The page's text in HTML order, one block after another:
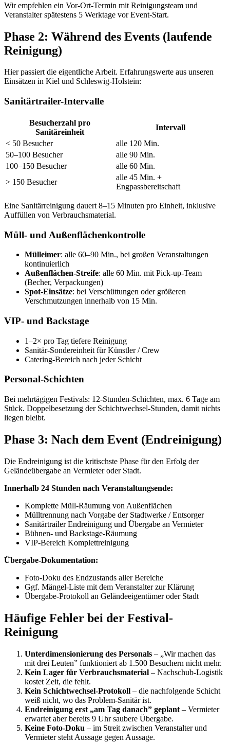
Wir empfehlen ein Vor-Ort-Termin mit Reinigungsteam und
Veranstalter spätestens 5 Werktage vor Event-Start.
Phase 2: Während des Events (laufende
Reinigung)
Hier passiert die eigentliche Arbeit. Erfahrungswerte aus unseren
Einsätzen in Kiel und Schleswig-Holstein:
Sanitärtrailer-Intervalle
Besucherzahl pro
Sanitäreinheit
Intervall
< 50 Besucher
alle 120 Min.
50–100 Besucher
alle 90 Min.
100–150 Besucher
alle 60 Min.
> 150 Besucher
alle 45 Min. +
Engpassbereitschaft
Eine Sanitärreinigung dauert 8–15 Minuten pro Einheit, inklusive
Auffüllen von Verbrauchsmaterial.
Müll- und Außenflächenkontrolle
Mülleimer: alle 60–90 Min., bei großen Veranstaltungen
kontinuierlich
Außenflächen-Streife: alle 60 Min. mit Pick-up-Team
(Becher, Verpackungen)
Spot-Einsätze: bei Verschüttungen oder größeren
Verschmutzungen innerhalb von 15 Min.
VIP- und Backstage
1–2× pro Tag tiefere Reinigung
Sanitär-Sondereinheit für Künstler / Crew
Catering-Bereich nach jeder Schicht
Personal-Schichten
Bei mehrtägigen Festivals: 12-Stunden-Schichten, max. 6 Tage am
Stück. Doppelbesetzung der Schichtwechsel-Stunden, damit nichts
liegen bleibt.
Phase 3: Nach dem Event (Endreinigung)
Die Endreinigung ist die kritischste Phase für den Erfolg der
Geländeübergabe an Vermieter oder Stadt.
Innerhalb 24 Stunden nach Veranstaltungsende:
Komplette Müll-Räumung von Außenflächen
Mülltrennung nach Vorgabe der Stadtwerke / Entsorger
Sanitärtrailer Endreinigung und Übergabe an Vermieter
Bühnen- und Backstage-Räumung
VIP-Bereich Komplettreinigung
Übergabe-Dokumentation:
Foto-Doku des Endzustands aller Bereiche
Ggf. Mängel-Liste mit dem Veranstalter zur Klärung
Übergabe-Protokoll an Geländeeigentümer oder Stadt
Häufige Fehler bei der Festival-
Reinigung
Unterdimensionierung des Personals – „Wir machen das
mit drei Leuten” funktioniert ab 1.500 Besuchern nicht mehr.
Kein Lager für Verbrauchsmaterial – Nachschub-Logistik
kostet Zeit, die fehlt.
Kein Schichtwechsel-Protokoll – die nachfolgende Schicht
weiß nicht, wo das Problem-Sanitär ist.
Endreinigung erst „am Tag danach” geplant – Vermieter
erwartet aber bereits 9 Uhr saubere Übergabe.
Keine Foto-Doku – im Streit zwischen Veranstalter und
Vermieter steht Aussage gegen Aussage.